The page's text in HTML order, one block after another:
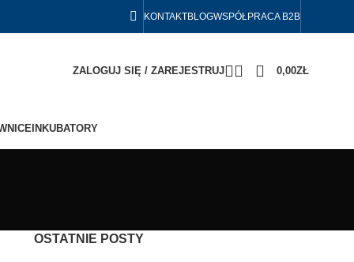
KONTAKTBLOGWSPÓŁPRACA B2B
ZALOGUJ SIĘ / ZAREJESTRUJ 0,00ZŁ
INKUBATORY
OSTATNIE POSTY